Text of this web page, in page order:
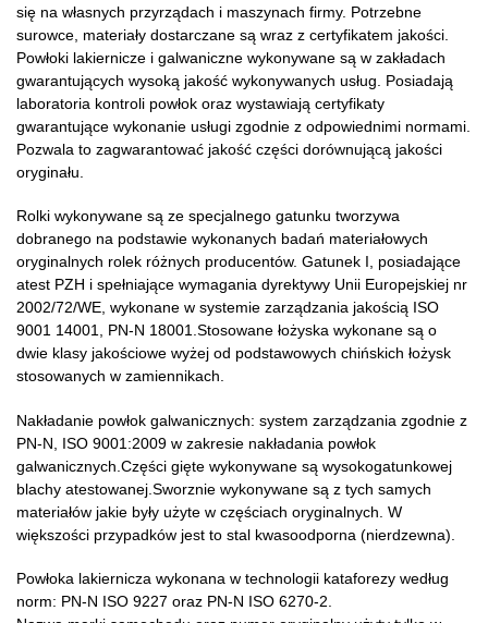
się na własnych przyrządach i maszynach firmy. Potrzebne
surowce, materiały dostarczane są wraz z certyfikatem jakości.
Powłoki lakiernicze i galwaniczne wykonywane są w zakładach
gwarantujących wysoką jakość wykonywanych usług. Posiadają
laboratoria kontroli powłok oraz wystawiają certyfikaty
gwarantujące wykonanie usługi zgodnie z odpowiednimi normami.
Pozwala to zagwarantować jakość części dorównującą jakości
oryginału.
Rolki wykonywane są ze specjalnego gatunku tworzywa
dobranego na podstawie wykonanych badań materiałowych
oryginalnych rolek różnych producentów. Gatunek I, posiadające
atest PZH i spełniające wymagania dyrektywy Unii Europejskiej nr
2002/72/WE, wykonane w systemie zarządzania jakością ISO
9001 14001, PN-N 18001.Stosowane łożyska wykonane są o
dwie klasy jakościowe wyżej od podstawowych chińskich łożysk
stosowanych w zamiennikach.
Nakładanie powłok galwanicznych: system zarządzania zgodnie z
PN-N, ISO 9001:2009 w zakresie nakładania powłok
galwanicznych.Części gięte wykonywane są wysokogatunkowej
blachy atestowanej.Sworznie wykonywane są z tych samych
materiałów jakie były użyte w częściach oryginalnych. W
większości przypadków jest to stal kwasoodporna (nierdzewna).
Powłoka lakiernicza wykonana w technologii kataforezy według
norm: PN-N ISO 9227 oraz PN-N ISO 6270-2.